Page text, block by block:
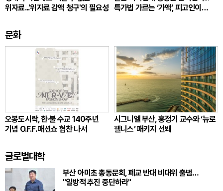
위자료...'위자료 감액 청구'의 필요성 특가법 가르는 ‘가액’, 피고인이
문화
오봉도시락, 한·불 수교 140주년
기념 O.F.F. 패션쇼 협찬 나서
시그니엘 부산, 홍정기 교수와 ‘뉴로
웰니스’ 패키지 선봬
글로벌대학
부산 아미초 총동문회, 폐교 반대 비대위 출범…
"일방적 추진 중단하라"